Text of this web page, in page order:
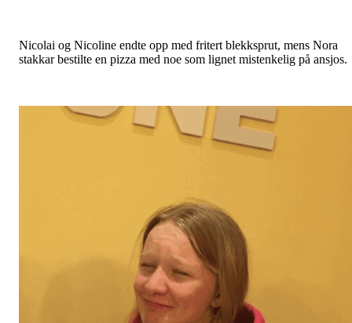
Nicolai og Nicoline endte opp med fritert blekksprut, mens Nora
stakkar bestilte en pizza med noe som lignet mistenkelig på ansjos.